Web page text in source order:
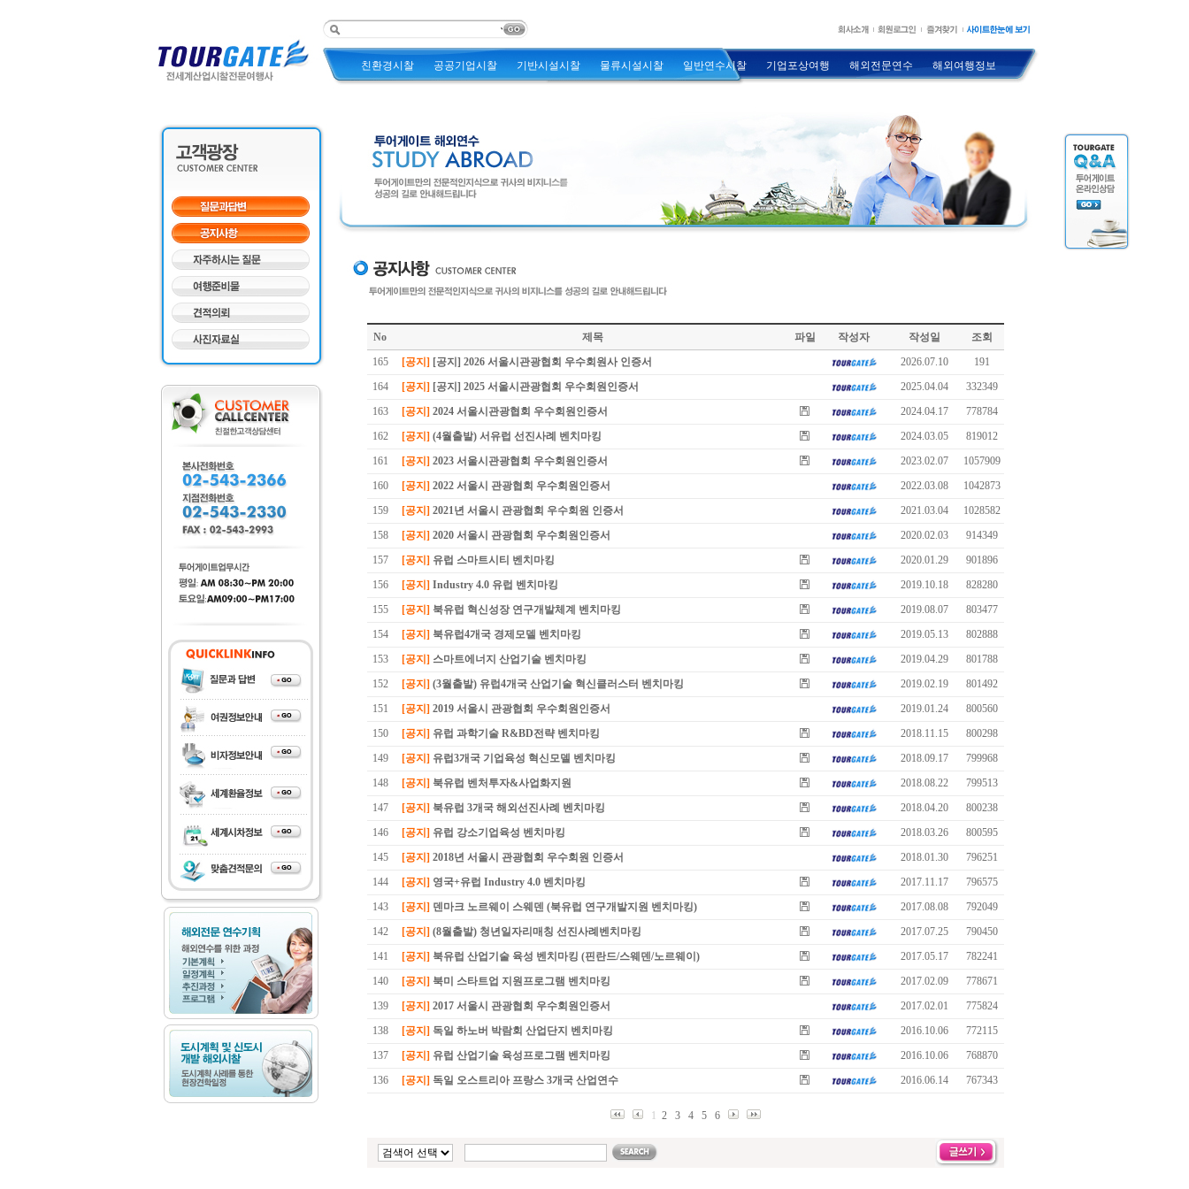
친환경시찰 공공기업시찰 기반시설시찰 물류시설시찰 일반연수시찰 기업포상여행 해외전문연수 해외여행정보
No 제목 파일 작성자 작성일
조회
165
[공지] [공지] 2026 서울시관광협회 우수회원사 인증서 2026.07.10
191
164
[공지] [공지] 2025 서울시관광협회 우수회원인증서 2025.04.04
332349
163
[공지] 2024 서울시관광협회 우수회원인증서 2024.04.17
778784
162
[공지] (4월출발) 서유럽 선진사례 벤치마킹 2024.03.05
819012
161
[공지] 2023 서울시관광협회 우수회원인증서 2023.02.07
1057909
160
[공지] 2022 서울시 관광협회 우수회원인증서 2022.03.08
1042873
159
[공지] 2021년 서울시 관광협회 우수회원 인증서 2021.03.04
1028582
158
[공지] 2020 서울시 관광협회 우수회원인증서 2020.02.03
914349
157
[공지] 유럽 스마트시티 벤치마킹 2020.01.29
901896
156
[공지] Industry 4.0 유럽 벤치마킹 2019.10.18
828280
155
[공지] 북유럽 혁신성장 연구개발체계 벤치마킹 2019.08.07
803477
154
[공지] 북유럽4개국 경제모델 벤치마킹 2019.05.13
802888
153
[공지] 스마트에너지 산업기술 벤치마킹 2019.04.29
801788
152
[공지] (3월출발) 유럽4개국 산업기술 혁신클러스터 벤치마킹 2019.02.19
801492
151
[공지] 2019 서울시 관광협회 우수회원인증서 2019.01.24
800560
150
[공지] 유럽 과학기술 R&BD전략 벤치마킹 2018.11.15
800298
149
[공지] 유럽3개국 기업육성 혁신모델 벤치마킹 2018.09.17
799968
148
[공지] 북유럽 벤처투자&사업화지원 2018.08.22
799513
147
[공지] 북유럽 3개국 해외선진사례 벤치마킹 2018.04.20
800238
146
[공지] 유럽 강소기업육성 벤치마킹 2018.03.26
800595
145
[공지] 2018년 서울시 관광협회 우수회원 인증서 2018.01.30
796251
144
[공지] 영국+유럽 Industry 4.0 벤치마킹 2017.11.17
796575
143
[공지] 덴마크 노르웨이 스웨덴 (북유럽 연구개발지원 벤치마킹) 2017.08.08
792049
142
[공지] (8월출발) 청년일자리매칭 선진사례벤치마킹 2017.07.25
790450
141
[공지] 북유럽 산업기술 육성 벤치마킹 (핀란드/스웨덴/노르웨이) 2017.05.17
782241
140
[공지] 북미 스타트업 지원프로그램 벤치마킹 2017.02.09
778671
139
[공지] 2017 서울시 관광협회 우수회원인증서 2017.02.01
775824
138
[공지] 독일 하노버 박람회 산업단지 벤치마킹 2016.10.06
772115
137
[공지] 유럽 산업기술 육성프로그램 벤치마킹 2016.10.06
768870
136
[공지] 독일 오스트리아 프랑스 3개국 산업연수 2016.06.14 767343
1 2 3 4 5 6